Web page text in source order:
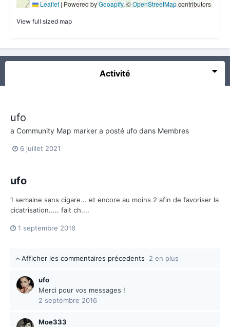
View full sized map
Activité
ufo
a Community Map marker a posté ufo dans Membres
6 juillet 2021
ufo
1 semaine sans cigare... et encore au moins 2 afin de favoriser la
cicatrisation..... fait ch....
1 septembre 2016
Afficher les commentaires précedents 2 en plus
ufo
Merci pour vos messages !
2 septembre 2016
Moe333